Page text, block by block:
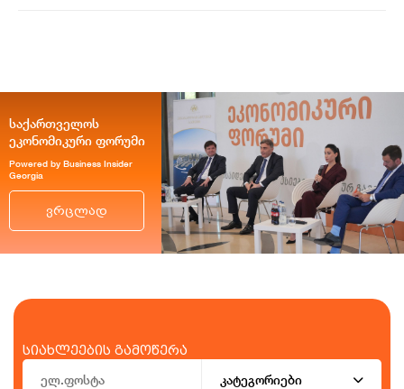
საქართველოს
ეკონომიკური ფორუმი
Powered by Business Insider
Georgia
ვრცლად
სიახლეების გამოწერა
კატეგორიები